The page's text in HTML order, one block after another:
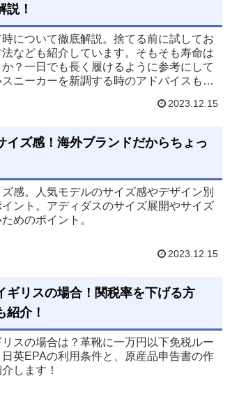
説！
について徹底解説。捨てる前に試してお
なども紹介しています。そもそも寿命は
？一日でも長く履けるように参考にして
ニーカーを新調する時のアドバイスもし
2023.12.15
イズ感！海外ブランドだからちょっ
感。人気モデルのサイズ感やデザイン別
ント。アディダスのサイズ展開やサイズ
めのポイント。
2023.12.15
ギリスの場合！関税率を下げる方
紹介！
スの場合は？革靴に一万円以下免税ルー
英EPAの利用条件と、原産品申告書の作
します！